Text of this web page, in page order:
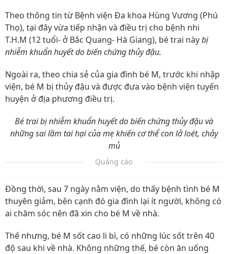
Theo thông tin từ Bệnh viện Đa khoa Hùng Vương (Phú
Thọ), tại đây vừa tiếp nhận và điều trị cho bệnh nhi
T.H.M (12 tuổi- ở Bắc Quang- Hà Giang), bé trai nàybị
nhiễm khuẩn huyết do biến chứng thủy đậu.
Ngoài ra, theo chia sẻ của gia đình bé M, trước khi nhập
viện, bé M bị thủy đậu và được đưa vào bệnh viện tuyến
huyện ở địa phương điều trị.
Bé trai bị nhiễm khuẩn huyết do biến chứng thủy đậu và
những sai lầm tai hại của mẹ khiến cơ thể con lở loét, chảy
mủ
Quảng cáo
Đồng thời, sau 7 ngày nằm viện, do thấy bệnh tình bé M
thuyên giảm, bên cạnh đó gia đình lại ít người, không có
ai chăm sóc nên đã xin cho bé M về nhà.
Thế nhưng, bé M sốt cao li bì, có những lúc sốt trên 40
độ sau khi về nhà. Không những thế, bé còn ăn uống